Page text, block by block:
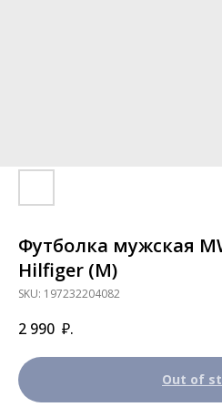
Футболка мужская
Hilfiger (М)
SKU: 197232204082
2 990 ₽.
Out of